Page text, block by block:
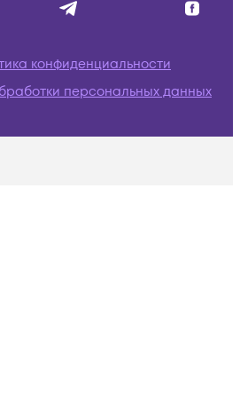
конфиденциальности
персональных данных